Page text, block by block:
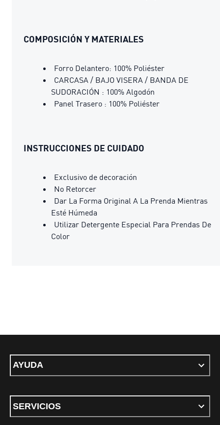
COMPOSICIÓN Y MATERIALES
Forro Delantero: 100% Poliéster
CARCASA / BAJO VISERA / BANDA DE
SUDORACIÓN : 100% Algodón
Panel Trasero : 100% Poliéster
INSTRUCCIONES DE CUIDADO
Exclusivo de decoración
No Retorcer
Dar La Forma Original A La Prenda Mientras
Esté Húmeda
Utilizar Detergente Especial Para Prendas De
Color
AYUDA
SERVICIOS